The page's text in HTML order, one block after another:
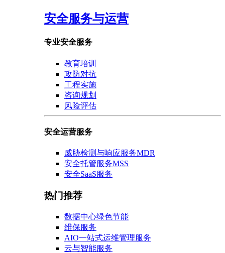
安全服务与运营
专业安全服务
教育培训
攻防对抗
工程实施
咨询规划
风险评估
安全运营服务
威胁检测与响应服务MDR
安全托管服务MSS
安全SaaS服务
热门推荐
数据中心绿色节能
维保服务
AIO一站式运维管理服务
云与智能服务